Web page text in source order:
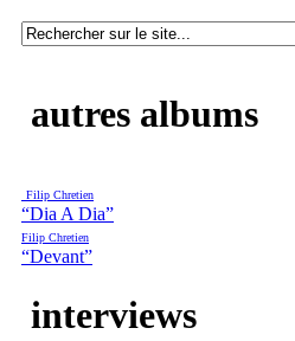
autres albums
Filip Chretien
“Dia A Dia”
Filip Chretien
“Devant”
interviews